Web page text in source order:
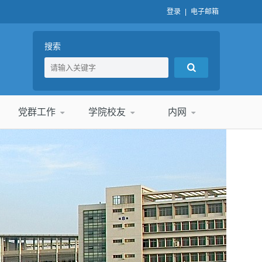
登录 电子邮箱
搜索
党群工作 学院校友 内网